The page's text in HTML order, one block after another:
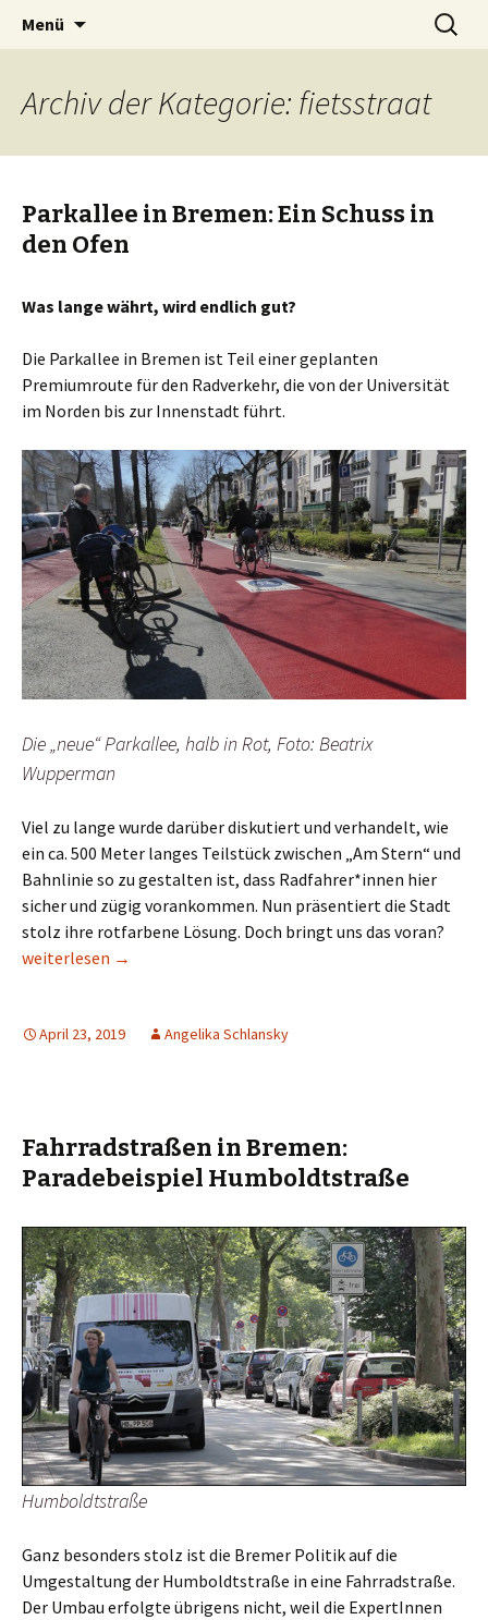
BREMENIZE
Menü
Suchen
nach:
Archiv der Kategorie: fietsstraat
Parkallee in Bremen: Ein Schuss in
den Ofen
Was lange währt, wird endlich gut?
Die Parkallee in Bremen ist Teil einer geplanten
Premiumroute für den Radverkehr, die von der Universität
im Norden bis zur Innenstadt führt.
Die „neue“ Parkallee, halb in Rot, Foto: Beatrix
Wupperman
Viel zu lange wurde darüber diskutiert und verhandelt, wie
ein ca. 500 Meter langes Teilstück zwischen „Am Stern“ und
Bahnlinie so zu gestalten ist, dass Radfahrer*innen hier
sicher und zügig vorankommen. Nun präsentiert die Stadt
stolz ihre rotfarbene Lösung. Doch bringt uns das voran?
Parkallee in Bremen: Ein Schuss in den Ofen
weiterlesen →
April 23, 2019 Angelika Schlansky
Fahrradstraßen in Bremen:
Paradebeispiel Humboldtstraße
Humboldtstraße
Ganz besonders stolz ist die Bremer Politik auf die
Umgestaltung der Humboldtstraße in eine Fahrradstraße.
Der Umbau erfolgte übrigens nicht, weil die ExpertInnen